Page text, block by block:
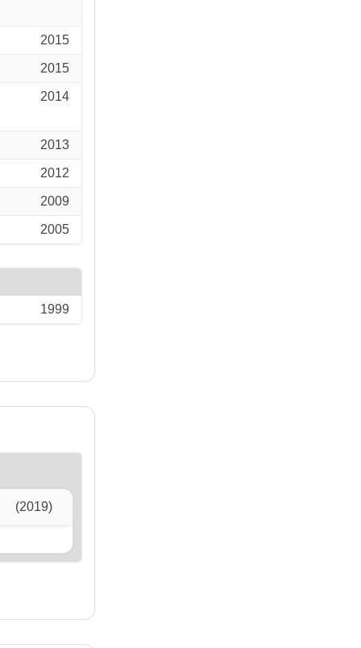
2015
2015
2014
2013
2012
2009
2005
1999
(2019)